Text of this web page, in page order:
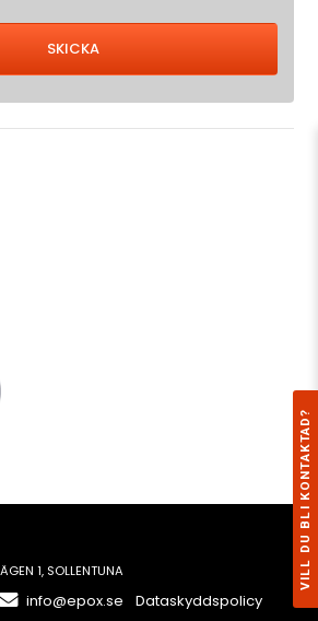
VILL DU BLI KONTAKTAD?
1, SOLLENTUNA
info@epox.se Dataskyddspolicy